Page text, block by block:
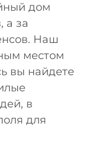
дом
а за
Наш
местом
вы найдете
в
для